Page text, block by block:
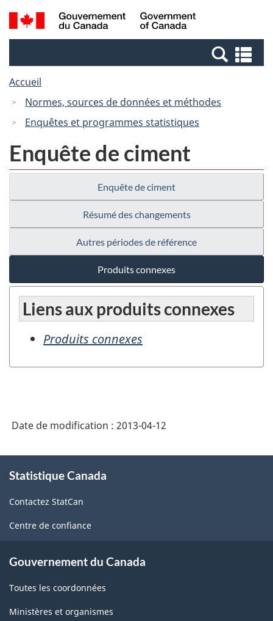
Passer
au
Passer
à
Canada
Recherche
et
et
Accueil
Normes, sources de données et méthodes
Enquêtes et programmes statistiques
Enquête de ciment
Enquête de ciment
Résumé des changements
Autres périodes de référence
Produits connexes
Liens aux produits connexes
Produits connexes
Date de modification : 2013-04-12
propos
ce
site
Statistique Canada
Contactez StatCan
Centre de confiance
Gouvernement du Canada
Toutes les coordonnées
Ministères et organismes